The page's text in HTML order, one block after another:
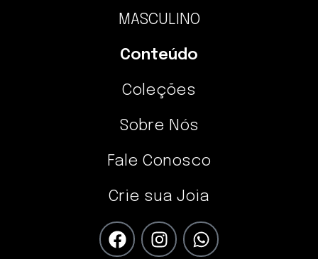
MASCULINO
Conteúdo
Coleções
Sobre Nós
Fale Conosco
Crie sua Joia